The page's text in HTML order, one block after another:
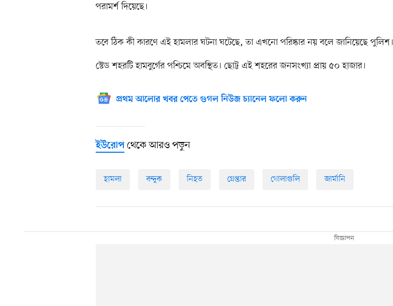
পরামর্শ দিয়েছে।
তবে ঠিক কী কারণে এই হামলার ঘটনা ঘটেছে, তা এখনো পরিষ্কার নয় বলে জানিয়েছে পুলিশ।
স্টেড শহরটি হামবুর্গের পশ্চিমে অবস্থিত। ছোট্ট এই শহরের জনসংখ্যা প্রায় ৫০ হাজার।
প্রথম আলোর খবর পেতে গুগল নিউজ চ্যানেল ফলো করুন
ইউরোপথেকে আরও পড়ুন
হামলা বন্দুক নিহত গ্রেপ্তার গোলাগুলি জার্মানি